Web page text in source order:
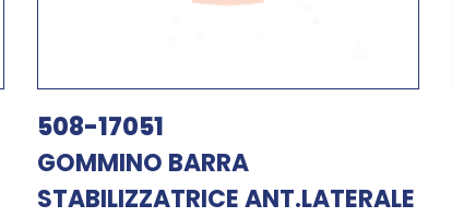
508-17051
GOMMINO BARRA
STABILIZZATRICE ANT.LATERALE